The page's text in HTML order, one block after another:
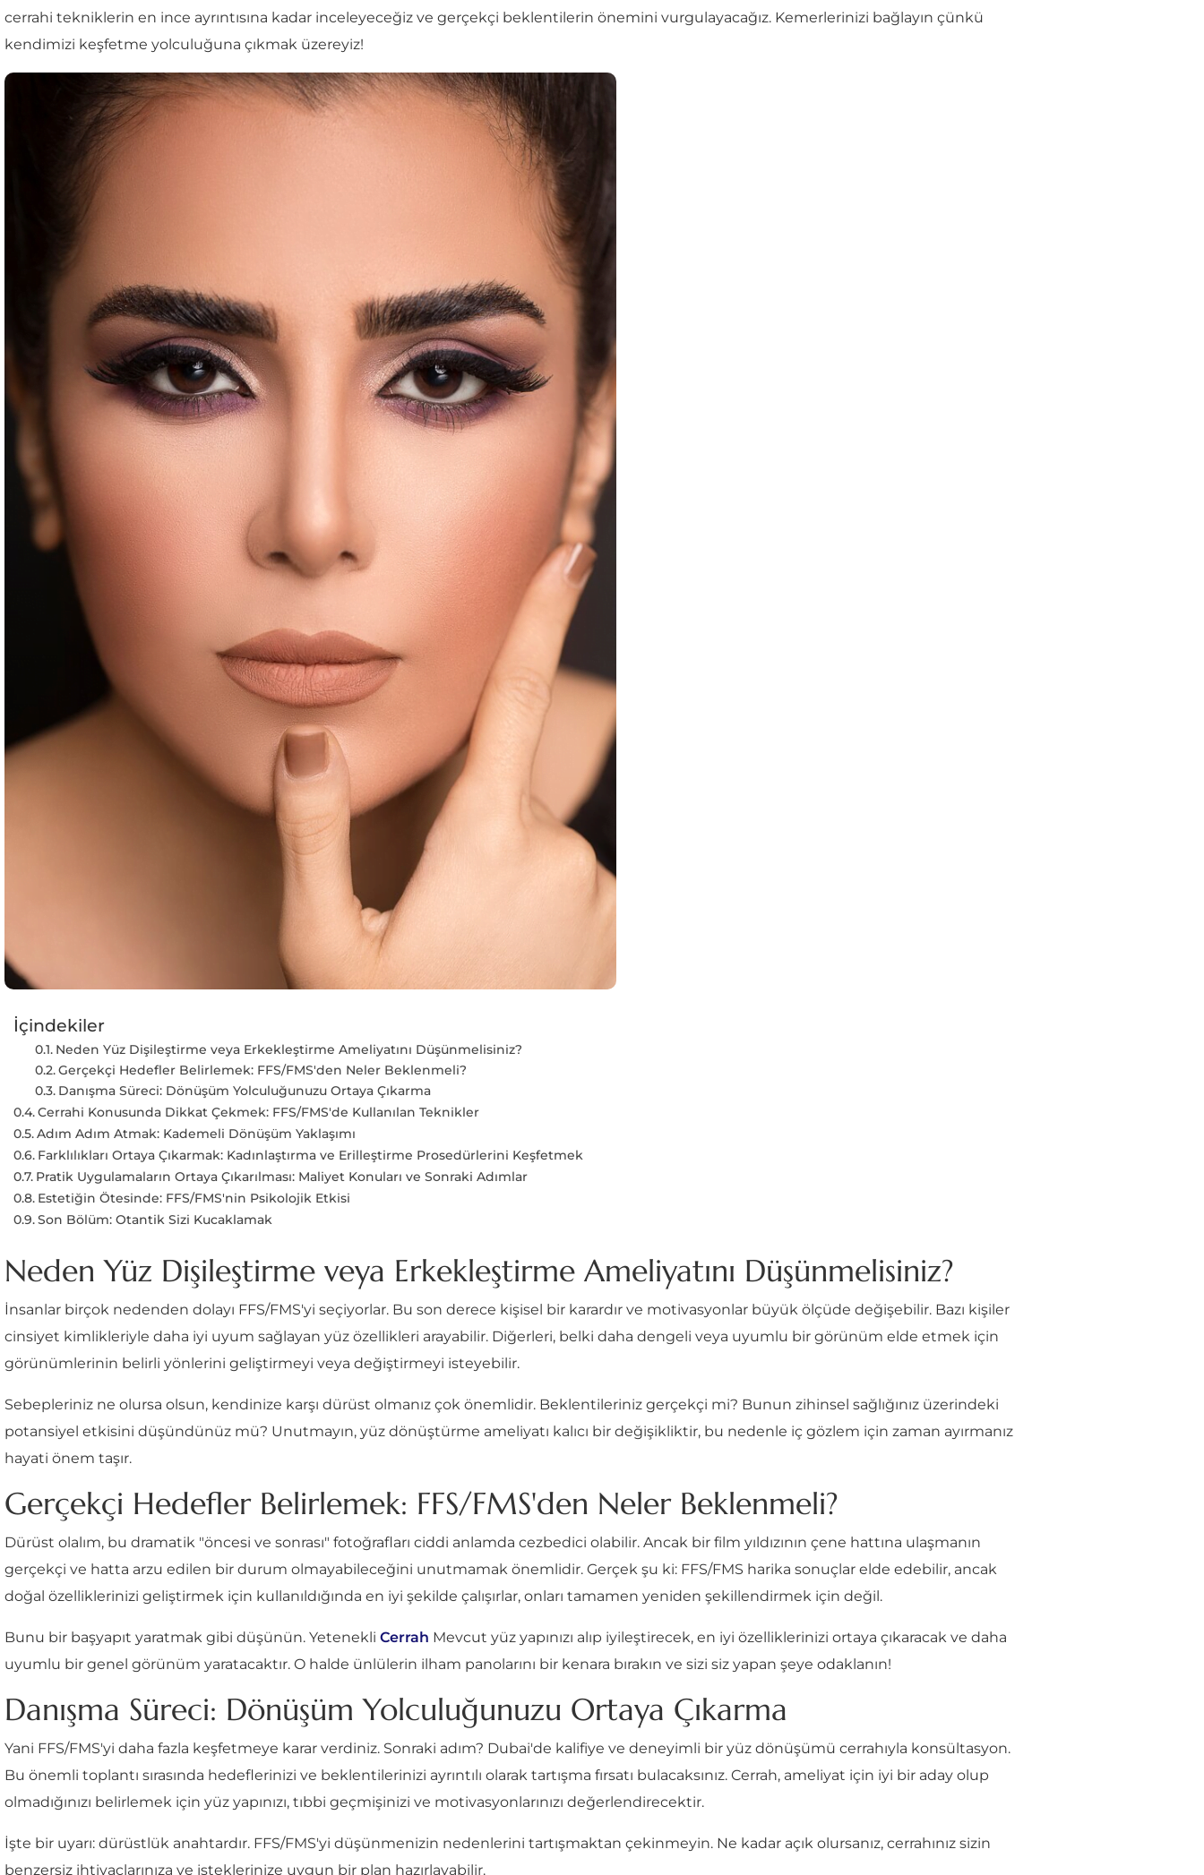
cerrahi tekniklerin en ince ayrıntısına kadar inceleyeceğiz ve gerçekçi beklentilerin önemini vurgulayacağız. Kemerlerinizi bağlayın çünkü
kendimizi keşfetme yolculuğuna çıkmak üzereyiz!
İçindekiler
Neden Yüz Dişileştirme veya Erkekleştirme Ameliyatını Düşünmelisiniz?
Gerçekçi Hedefler Belirlemek: FFS/FMS'den Neler Beklenmeli?
Danışma Süreci: Dönüşüm Yolculuğunuzu Ortaya Çıkarma
Cerrahi Konusunda Dikkat Çekmek: FFS/FMS'de Kullanılan Teknikler
Adım Adım Atmak: Kademeli Dönüşüm Yaklaşımı
Farklılıkları Ortaya Çıkarmak: Kadınlaştırma ve Erilleştirme Prosedürlerini Keşfetmek
Pratik Uygulamaların Ortaya Çıkarılması: Maliyet Konuları ve Sonraki Adımlar
Estetiğin Ötesinde: FFS/FMS'nin Psikolojik Etkisi
Son Bölüm: Otantik Sizi Kucaklamak
Neden Yüz Dişileştirme veya Erkekleştirme Ameliyatını Düşünmelisiniz?
İnsanlar birçok nedenden dolayı FFS/FMS'yi seçiyorlar. Bu son derece kişisel bir karardır ve motivasyonlar büyük ölçüde değişebilir. Bazı kişiler
cinsiyet kimlikleriyle daha iyi uyum sağlayan yüz özellikleri arayabilir. Diğerleri, belki daha dengeli veya uyumlu bir görünüm elde etmek için
görünümlerinin belirli yönlerini geliştirmeyi veya değiştirmeyi isteyebilir.
Sebepleriniz ne olursa olsun, kendinize karşı dürüst olmanız çok önemlidir. Beklentileriniz gerçekçi mi? Bunun zihinsel sağlığınız üzerindeki
potansiyel etkisini düşündünüz mü? Unutmayın, yüz dönüştürme ameliyatı kalıcı bir değişikliktir, bu nedenle iç gözlem için zaman ayırmanız
hayati önem taşır.
Gerçekçi Hedefler Belirlemek: FFS/FMS'den Neler Beklenmeli?
Dürüst olalım, bu dramatik "öncesi ve sonrası" fotoğrafları ciddi anlamda cezbedici olabilir. Ancak bir film yıldızının çene hattına ulaşmanın
gerçekçi ve hatta arzu edilen bir durum olmayabileceğini unutmamak önemlidir. Gerçek şu ki: FFS/FMS harika sonuçlar elde edebilir, ancak
doğal özelliklerinizi geliştirmek için kullanıldığında en iyi şekilde çalışırlar, onları tamamen yeniden şekillendirmek için değil.
Bunu bir başyapıt yaratmak gibi düşünün. Yetenekli Cerrah Mevcut yüz yapınızı alıp iyileştirecek, en iyi özelliklerinizi ortaya çıkaracak ve daha
uyumlu bir genel görünüm yaratacaktır. O halde ünlülerin ilham panolarını bir kenara bırakın ve sizi siz yapan şeye odaklanın!
Danışma Süreci: Dönüşüm Yolculuğunuzu Ortaya Çıkarma
Yani FFS/FMS'yi daha fazla keşfetmeye karar verdiniz. Sonraki adım? Dubai'de kalifiye ve deneyimli bir yüz dönüşümü cerrahıyla konsültasyon.
Bu önemli toplantı sırasında hedeflerinizi ve beklentilerinizi ayrıntılı olarak tartışma fırsatı bulacaksınız. Cerrah, ameliyat için iyi bir aday olup
olmadığınızı belirlemek için yüz yapınızı, tıbbi geçmişinizi ve motivasyonlarınızı değerlendirecektir.
İşte bir uyarı: dürüstlük anahtardır. FFS/FMS'yi düşünmenizin nedenlerini tartışmaktan çekinmeyin. Ne kadar açık olursanız, cerrahınız sizin
benzersiz ihtiyaçlarınıza ve isteklerinize uygun bir plan hazırlayabilir.